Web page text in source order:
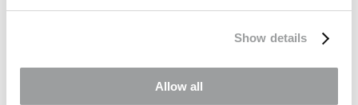
Show details
Allow all
producción garantizan el suministro de
productos de alta calidad en cumplimiento
control solary ancho máximo.